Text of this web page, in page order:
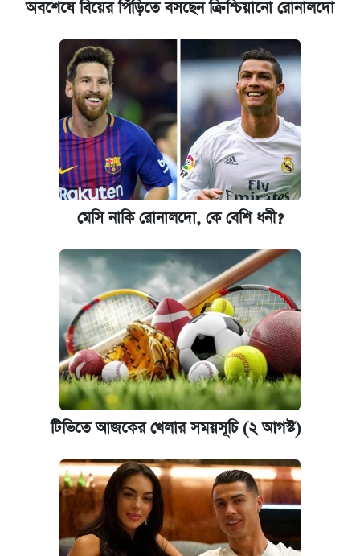
অবশেষে বিয়ের পিঁড়িতে বসছেন ক্রিশ্চিয়ানো রোনালদো
মেসি নাকি রোনালদো, কে বেশি ধনী?
টিভিতে আজকের খেলার সময়সূচি (২ আগস্ট)